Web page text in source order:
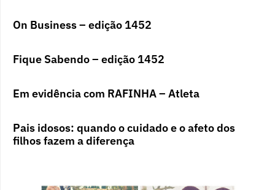
On Business – edição 1452
Fique Sabendo – edição 1452
Em evidência com RAFINHA – Atleta
Pais idosos: quando o cuidado e o afeto dos
filhos fazem a diferença